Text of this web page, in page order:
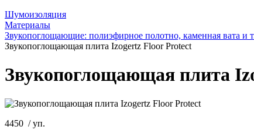
Шумоизоляция
Материалы
Звукопоглощающие: полиэфирное полотно, каменная вата и
Звукопоглощающая плита Izogertz Floor Protect
Звукопоглощающая плита
4450 /уп.